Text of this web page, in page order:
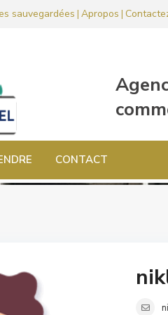
sauvegardées | Apropos |
CONTACT